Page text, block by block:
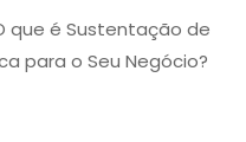
que é Sustentação de
para o Seu Negócio?